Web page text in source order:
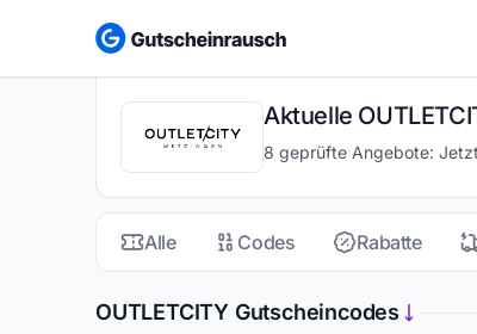
Aktuelle
8 geprüfte Angebote:
Alle Codes Rabatte
OUTLETCITY Gutscheincodes